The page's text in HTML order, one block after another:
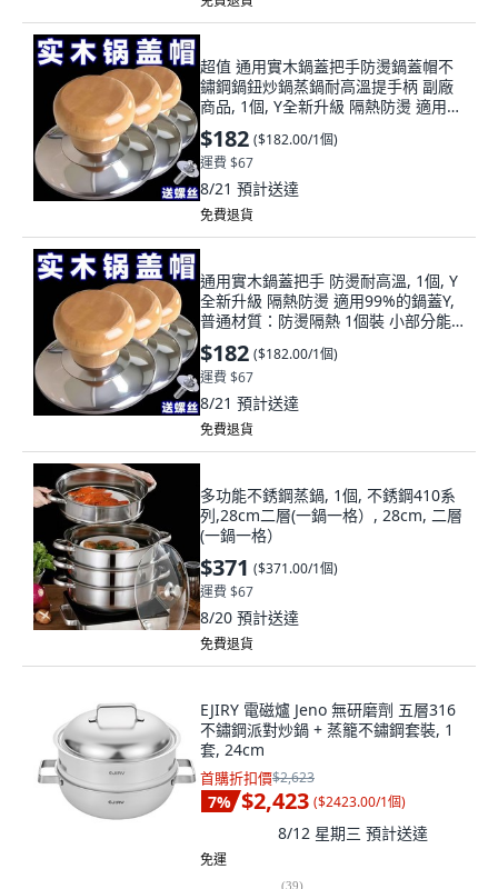
超值 通用實木鍋蓋把手防燙鍋蓋帽不
鏽鋼鍋鈕炒鍋蒸鍋耐高溫提手柄 副廠
商品, 1個, Y全新升級 隔熱防燙 適用
99%的鍋蓋Y,普通材質:防燙隔熱 1個裝
小部分能用
$182 ($182.00/1個)
運費 $67
8/21 預計送達
免費退貨
通用實木鍋蓋把手 防燙耐高溫, 1個, Y
全新升級 隔熱防燙 適用99%的鍋蓋Y,
普通材質：防燙隔熱 1個裝 小部分能
用
$182 ($182.00/1個)
運費 $67
8/21 預計送達
免費退貨
多功能不銹鋼蒸鍋, 1個, 不銹鋼410系
列,28cm二層(一鍋一格）, 28cm, 二層
(一鍋一格）
$371 ($371.00/1個)
運費 $67
8/20 預計送達
免費退貨
EJIRY 電磁爐 Jeno 無研磨劑 五層316
不鏽鋼派對炒鍋 + 蒸籠不鏽鋼套裝, 1
套, 24cm
首購折扣價$2,623
7% $2,423 ($2423.00/1個)
8/12 星期三 預計送達
免運
(39)